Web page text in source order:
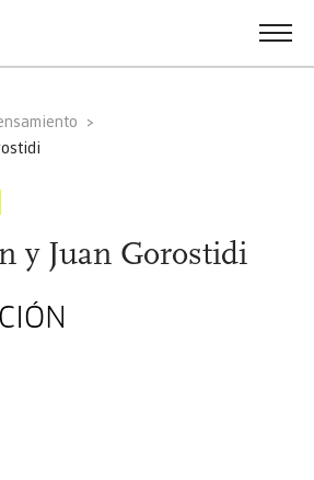
y Juan Gorostidi